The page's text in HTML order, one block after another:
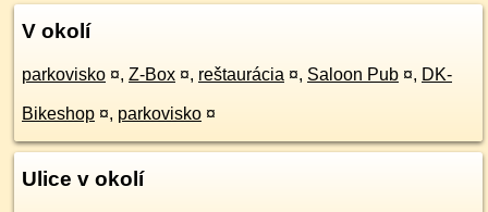
V okolí
parkovisko ¤, Z-Box ¤, reštaurácia ¤, Saloon Pub ¤, DK-
Bikeshop ¤, parkovisko ¤
Ulice v okolí